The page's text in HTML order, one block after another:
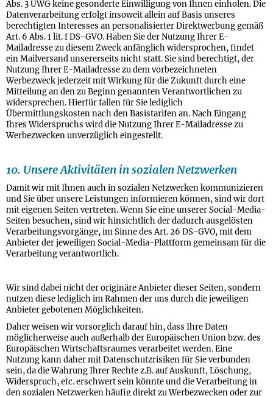
Abs. 3 UWG keine gesonderte Einwilligung von Ihnen einholen. Die
Datenverarbeitung erfolgt insoweit allein auf Basis unseres
berechtigten Interesses an personalisierter Direktwerbung gemäß
Art. 6 Abs. 1 lit. f DS-GVO. Haben Sie der Nutzung Ihrer E-
Mailadresse zu diesem Zweck anfänglich widersprochen, findet
ein Mailversand unsererseits nicht statt. Sie sind berechtigt, der
Nutzung Ihrer E-Mailadresse zu dem vorbezeichneten
Werbezweck jederzeit mit Wirkung für die Zukunft durch eine
Mitteilung an den zu Beginn genannten Verantwortlichen zu
widersprechen. Hierfür fallen für Sie lediglich
Übermittlungskosten nach den Basistarifen an. Nach Eingang
Ihres Widerspruchs wird die Nutzung Ihrer E-Mailadresse zu
Werbezwecken unverzüglich eingestellt.
10. Unsere Aktivitäten in sozialen Netzwerken
Damit wir mit Ihnen auch in sozialen Netzwerken kommunizieren
und Sie über unsere Leistungen informieren können, sind wir dort
mit eigenen Seiten vertreten. Wenn Sie eine unserer Social-Media-
Seiten besuchen, sind wir hinsichtlich der dadurch ausgelösten
Verarbeitungsvorgänge, im Sinne des Art. 26 DS-GVO, mit dem
Anbieter der jeweiligen Social-Media-Plattform gemeinsam für die
Verarbeitung verantwortlich.
Wir sind dabei nicht der originäre Anbieter dieser Seiten, sondern
nutzen diese lediglich im Rahmen der uns durch die jeweiligen
Anbieter gebotenen Möglichkeiten.
Daher weisen wir vorsorglich darauf hin, dass Ihre Daten
möglicherweise auch außerhalb der Europäischen Union bzw. des
Europäischen Wirtschaftsraumes verarbeitet werden. Eine
Nutzung kann daher mit Datenschutzrisiken für Sie verbunden
sein, da die Wahrung Ihrer Rechte z.B. auf Auskunft, Löschung,
Widerspruch, etc. erschwert sein könnte und die Verarbeitung in
den sozialen Netzwerken häufig direkt zu Werbezwecken oder zur